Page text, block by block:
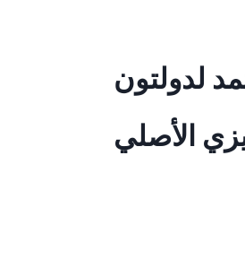
لدولتون
الأصلي